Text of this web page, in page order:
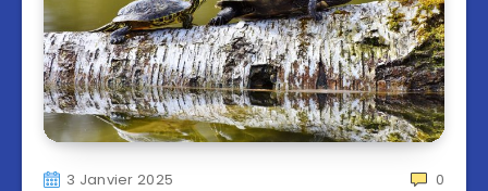
3 Janvier 2025 0